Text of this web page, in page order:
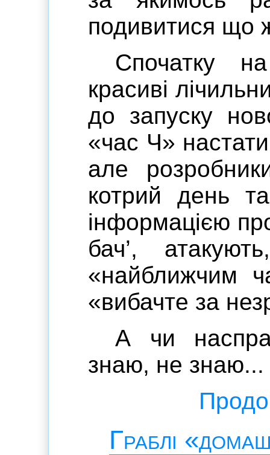
подивитися що
Спочатку
красиві
до запуску
«час Ч»
але
котрий день
інформацією
бач’,
«найближчим
«вибачте за
А чи
знаю, не знаю...
Граблі